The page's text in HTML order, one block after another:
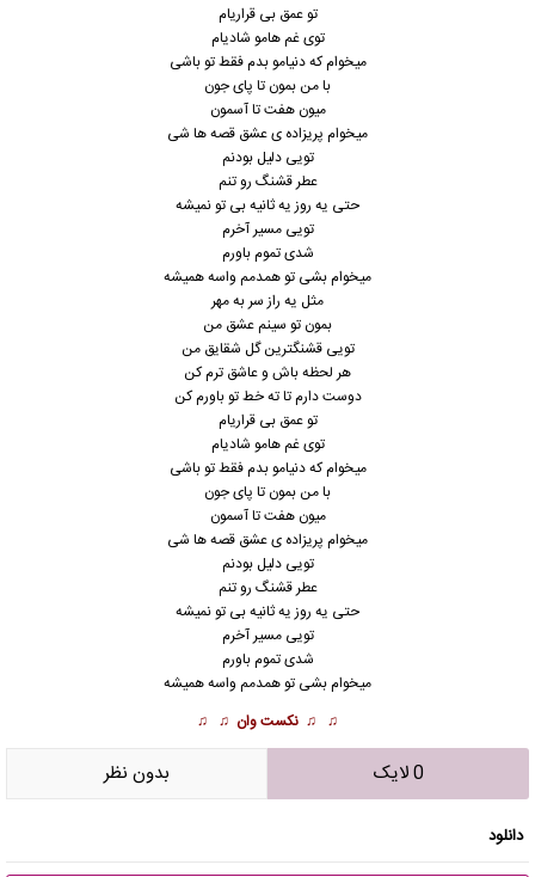
تو عمق بی قراریام
توی غم هامو شادیام
میخوام که دنیامو بدم فقط تو باشی
با من بمون تا پای جون
میون هفت تا آسمون
میخوام پریزاده ی عشق قصه ها شی
تویی دلیل بودنم
عطر قشنگ رو تنم
حتی یه روز یه ثانیه بی تو نمیشه
تویی مسیر آخرم
شدی تموم باورم
میخوام بشی تو همدمم واسه همیشه
مثل یه راز سر به مهر
بمون تو سینم عشق من
تویی قشنگترین گل شقایق من
هر لحظه باش و عاشق ترم کن
دوست دارم تا ته خط تو باورم کن
تو عمق بی قراریام
توی غم هامو شادیام
میخوام که دنیامو بدم فقط تو باشی
با من بمون تا پای جون
میون هفت تا آسمون
میخوام پریزاده ی عشق قصه ها شی
تویی دلیل بودنم
عطر قشنگ رو تنم
حتی یه روز یه ثانیه بی تو نمیشه
تویی مسیر آخرم
شدی تموم باورم
میخوام بشی تو همدمم واسه همیشه
♫ ♫ نکست وان ♫ ♫
0 لایک بدون نظر
دانلود